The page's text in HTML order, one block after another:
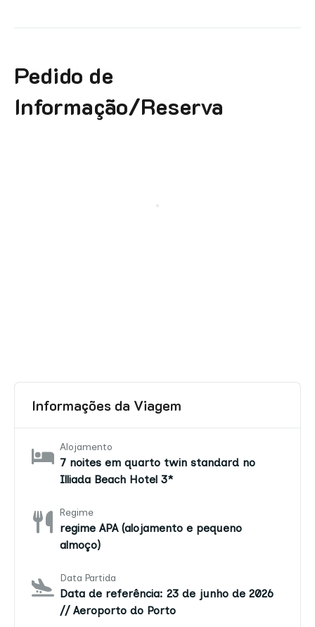
Pedido de
Informação/Reserva
Informações da Viagem
Alojamento
7 noites em quarto twin standard no
Illiada Beach Hotel 3*
Regime
regime APA (alojamento e pequeno
almoço)
Data Partida
Data de referência: 23 de junho de 2026
// Aeroporto do Porto